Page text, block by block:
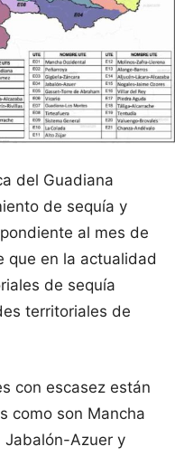
del Guadiana
de sequía y
al mes de
que en la actualidad
de sequía
territoriales de
con escasez están
como son Mancha
Jabalón-Azuer y